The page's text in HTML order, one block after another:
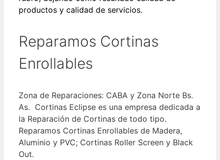
productos y calidad de servicios.
Reparamos Cortinas
Enrollables
Zona de Reparaciones: CABA y Zona Norte Bs.
As. Cortinas Eclipse es una empresa dedicada a
la Reparación de Cortinas de todo tipo.
Reparamos Cortinas Enrollables de Madera,
Aluminio y PVC; Cortinas Roller Screen y Black
Out.